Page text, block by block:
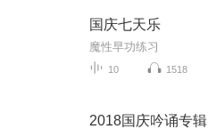
国庆七天乐
魔性早功练习
10 1518
2018国庆吟诵专辑